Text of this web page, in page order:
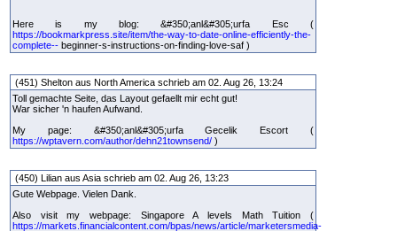
Here is my blog: &#350;anl&#305;urfa Esc (
https://bookmarkpress.site/item/the-way-to-date-online-efficiently-the-
complete-- beginner-s-instructions-on-finding-love-saf )
(451) Shelton aus North America schrieb am 02. Aug 26, 13:24
Toll gemachte Seite, das Layout gefaellt mir echt gut!
War sicher 'n haufen Aufwand.
My page: &#350;anl&#305;urfa Gecelik Escort (
https://wptavern.com/author/dehn21townsend/ )
(450) Lilian aus Asia schrieb am 02. Aug 26, 13:23
Gute Webpage. Vielen Dank.
Also visit my webpage: Singapore A levels Math Tuition (
https://markets.financialcontent.com/bpas/news/article/marketersmedia-